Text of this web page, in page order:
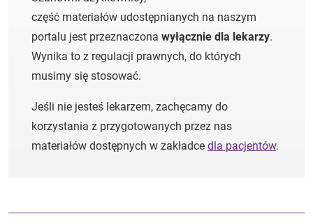
część materiałów udostępnianych na naszym
portalu jest przeznaczona wyłącznie dla lekarzy.
Wynika to z regulacji prawnych, do których
musimy się stosować.
Jeśli nie jesteś lekarzem, zachęcamy do
korzystania z przygotowanych przez nas
materiałów dostępnych w zakładce dla pacjentów.